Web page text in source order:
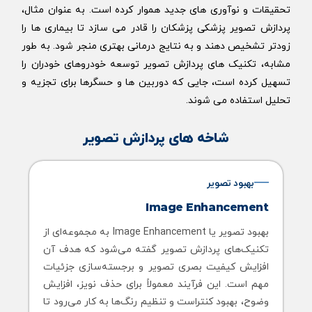
تحقیقات و نوآوری های جدید هموار کرده است. به عنوان مثال،
پردازش تصویر پزشکی پزشکان را قادر می سازد تا بیماری ها را
زودتر تشخیص دهند و به نتایج درمانی بهتری منجر شود. به طور
مشابه، تکنیک های پردازش تصویر توسعه خودروهای خودران را
تسهیل کرده است، جایی که دوربین ها و حسگرها برای تجزیه و
تحلیل استفاده می شوند.
شاخه های پردازش تصویر
بهبود تصویر
Image Enhancement
بهبود تصویر یا Image Enhancement به مجموعه‌ای از
تکنیک‌های پردازش تصویر گفته می‌شود که هدف آن
افزایش کیفیت بصری تصویر و برجسته‌سازی جزئیات
مهم است. این فرآیند معمولاً برای حذف نویز، افزایش
وضوح، بهبود کنتراست و تنظیم رنگ‌ها به کار می‌رود تا